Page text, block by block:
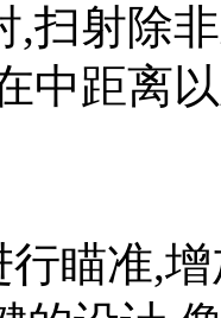
,扫射除
中距离
瞄准,